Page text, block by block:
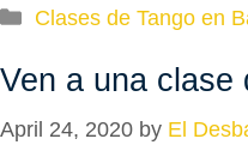
Categories
Clases de Tango en
Ven a una clase
April 24, 2020 by El